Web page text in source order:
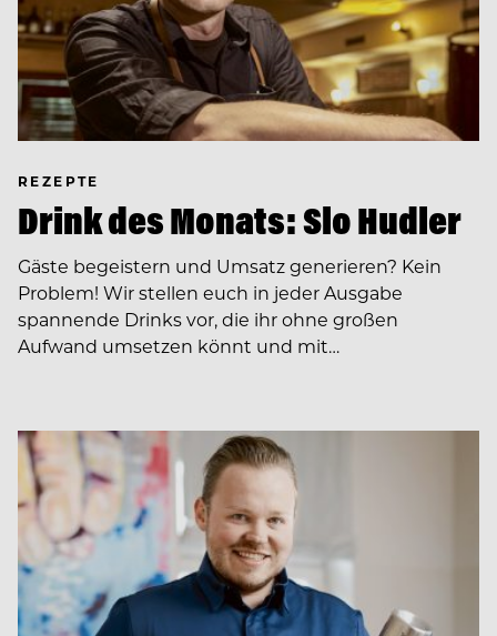
REZEPTE
Drink des Monats: Slo Hudler
Gäste begeistern und Umsatz generieren? Kein
Problem! Wir stellen euch in jeder Ausgabe
spannende Drinks vor, die ihr ohne großen
Aufwand umsetzen könnt und mit…